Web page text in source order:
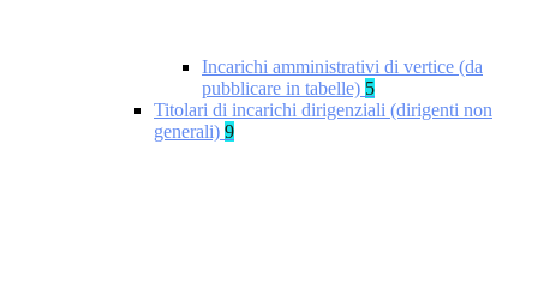
Incarichi amministrativi di vertice (da
pubblicare in tabelle) 5
Titolari di incarichi dirigenziali (dirigenti non
generali) 9